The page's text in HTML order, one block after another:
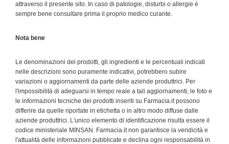
attraverso il presente sito. In caso di patologie, disturbi o allergie è
sempre bene consultare prima il proprio medico curante.
Nota bene
Le denominazioni dei prodotti, gli ingredienti e le percentuali indicati
nelle descrizioni sono puramente indicativi, potrebbero subire
variazioni o aggiornamenti da parte delle aziende produttrici. Per
l'impossibilità di adeguarsi in tempo reale a tali aggiornamenti, le foto e
le informazioni tecniche dei prodotti inseriti su Farmacia.it possono
differire da quelle riportate in etichetta o in altro modo diffuse dalle
aziende produttrici. L'unico elemento di identificazione risulta essere il
codice ministeriale MINSAN. Farmacia.it non garantisce la veridicità e
l'attualità delle informazioni pubblicate e declina ogni responsabilità in